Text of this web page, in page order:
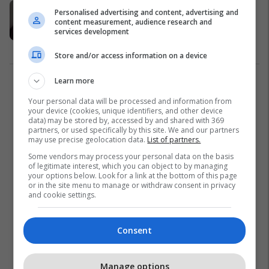
11 çiftet e Hollywoodit që po mbajnë
premtimin "deri sa vdekja të na
ndajë"
Personalised advertising and content, advertising and
content measurement, audience research and
services development
Store and/or access information on a device
Learn more
Your personal data will be processed and information from
your device (cookies, unique identifiers, and other device
data) may be stored by, accessed by and shared with 369
partners, or used specifically by this site. We and our partners
may use precise geolocation data. List of partners.
Some vendors may process your personal data on the basis
of legitimate interest, which you can object to by managing
your options below. Look for a link at the bottom of this page
or in the site menu to manage or withdraw consent in privacy
and cookie settings.
Consent
Manage options